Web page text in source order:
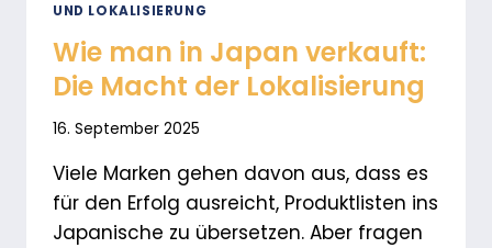
UND LOKALISIERUNG
Wie man in Japan verkauft:
Die Macht der Lokalisierung
16. September 2025
Viele Marken gehen davon aus, dass es
für den Erfolg ausreicht, Produktlisten ins
Japanische zu übersetzen. Aber fragen